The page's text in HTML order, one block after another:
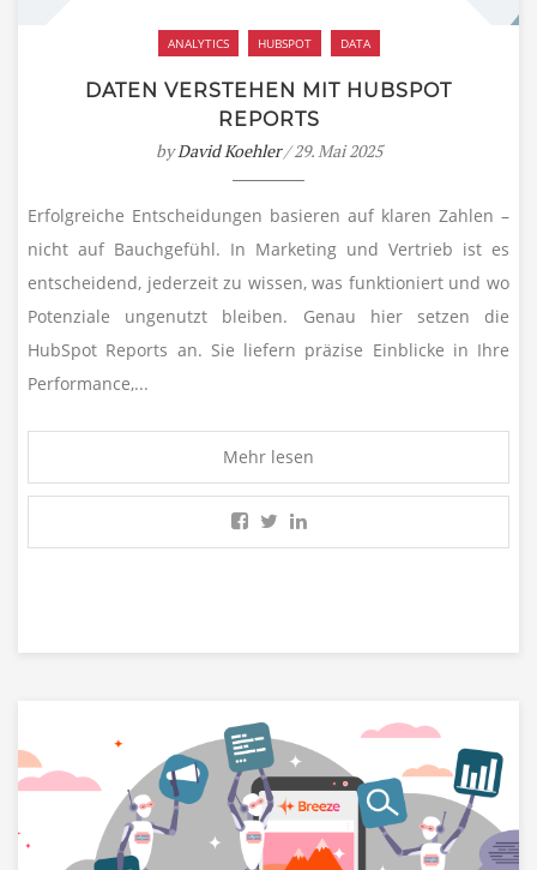
ANALYTICS HUBSPOT DATA
DATEN VERSTEHEN MIT HUBSPOT
REPORTS
byDavid Koehler/ 29. Mai 2025
Erfolgreiche Entscheidungen basieren auf klaren Zahlen –
nicht auf Bauchgefühl. In Marketing und Vertrieb ist es
entscheidend, jederzeit zu wissen, was funktioniert und wo
Potenziale ungenutzt bleiben. Genau hier setzen die
HubSpot Reports an. Sie liefern präzise Einblicke in Ihre
Performance,...
Mehr lesen